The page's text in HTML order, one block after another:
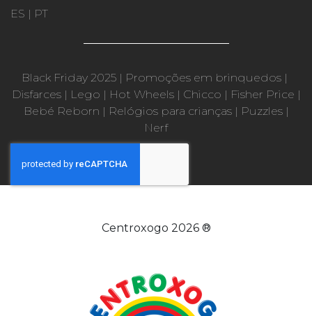
ES | PT
Black Friday 2025 | Promoções em brinquedos |
Disfarces| Lego | Hot Wheels| Chicco | Fisher Price |
Bebé Reborn | Relógios para crianças| Puzzles|
Nerf
Centroxogo 2026 ®